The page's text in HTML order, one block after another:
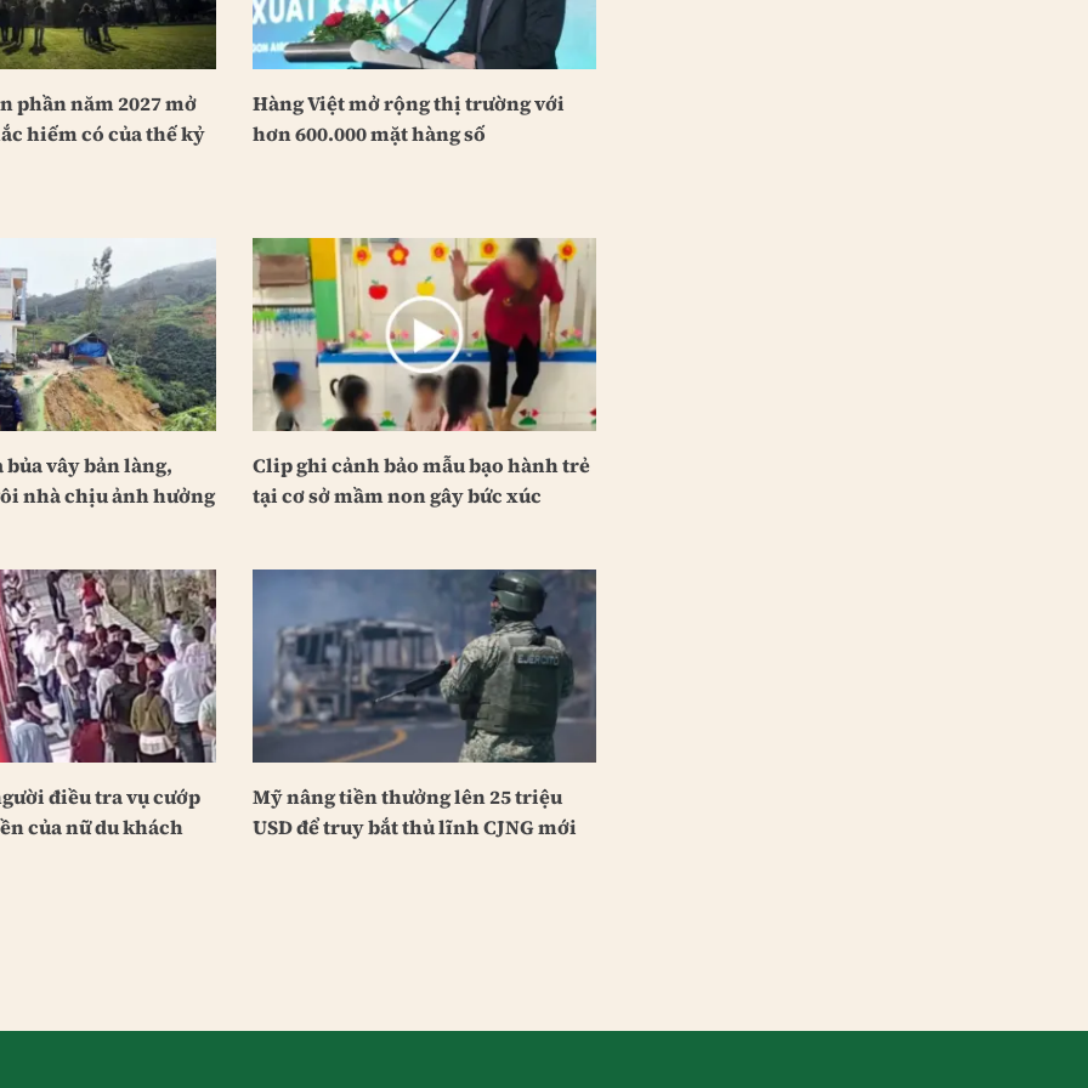
phần năm 2027 mở
hiếm có của thế kỷ
Hàng Việt mở rộng thị trường với
hơn 600.000 mặt hàng số
bủa vây bản làng,
nhà chịu ảnh hưởng
Clip ghi cảnh bảo mẫu bạo hành trẻ
tại cơ sở mầm non gây bức xúc
điều tra vụ cướp
của nữ du khách
Mỹ nâng tiền thưởng lên 25 triệu
USD để truy bắt thủ lĩnh CJNG mới